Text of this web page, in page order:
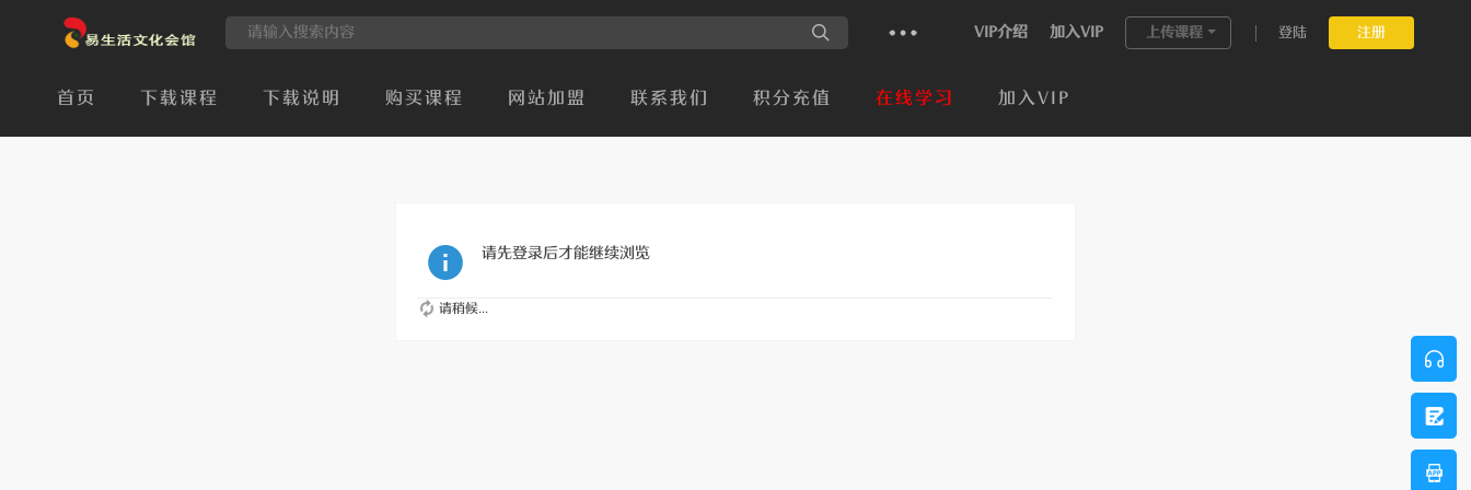
VIP介绍 加入VIP 上传课程 登陆 注册
首页 下载课程 下载说明 购买课程 网站加盟 联系我们 积分充值 在线学习 加入VIP
请先登录后才能继续浏览
请稍候...